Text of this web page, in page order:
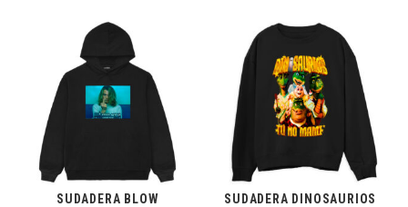
SUDADERA BLOW SUDADERA DINOSAURIOS